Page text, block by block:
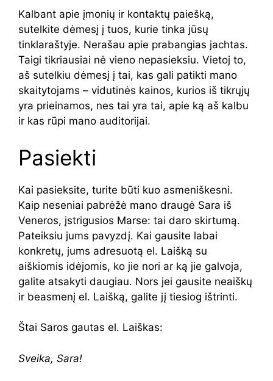
Kalbant apie įmonių ir kontaktų paiešką,
sutelkite dėmesį į tuos, kurie tinka jūsų
tinklaraštyje. Nerašau apie prabangias jachtas.
Taigi tikriausiai nė vieno nepasieksiu. Vietoj to,
aš sutelkiu dėmesį į tai, kas gali patikti mano
skaitytojams – vidutinės kainos, kurios iš tikrųjų
yra prieinamos, nes tai yra tai, apie ką aš kalbu
ir kas rūpi mano auditorijai.
Pasiekti
Kai pasieksite, turite būti kuo asmeniškesni.
Kaip neseniai pabrėžė mano draugė Sara iš
Veneros, įstrigusios Marse: tai daro skirtumą.
Pateiksiu jums pavyzdį. Kai gausite labai
konkretų, jums adresuotą el. Laišką su
aiškiomis idėjomis, ko jie nori ar ką jie galvoja,
galite atsakyti daugiau. Nors jei gausite neaiškų
ir beasmenį el. Laišką, galite jį tiesiog ištrinti.
Štai Saros gautas el. Laiškas:
Sveika, Sara!